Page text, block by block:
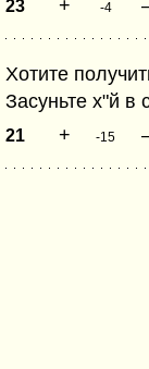
23 + -4
Хотите
Засуньте х"й в
21 + -15